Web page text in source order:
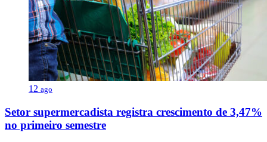
12 ago
Setor supermercadista registra crescimento de 3,47%
no primeiro semestre